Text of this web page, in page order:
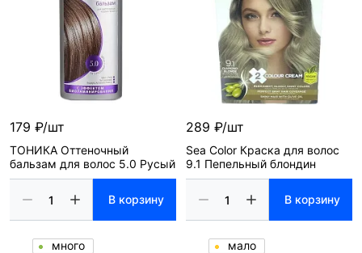
179 ₽/шт
ТОНИКА Оттеночный
бальзам для волос 5.0 Русый
В корзину
много
289 ₽/шт
Sea Color Краска для волос
9.1 Пепельный блондин
В корзину
мало